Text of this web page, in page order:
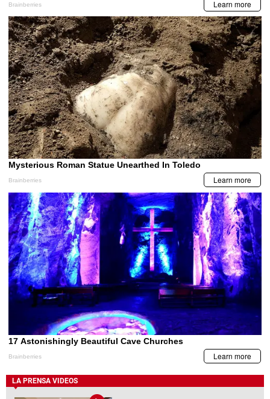
LA PRENSA VIDEOS